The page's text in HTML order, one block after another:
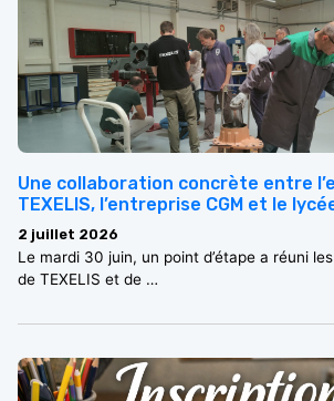
Une collaboration concrète entre
TEXELIS, l’entreprise CGM et le
2 juillet 2026
Le mardi 30 juin, un point d’étape a réuni
de TEXELIS et de …